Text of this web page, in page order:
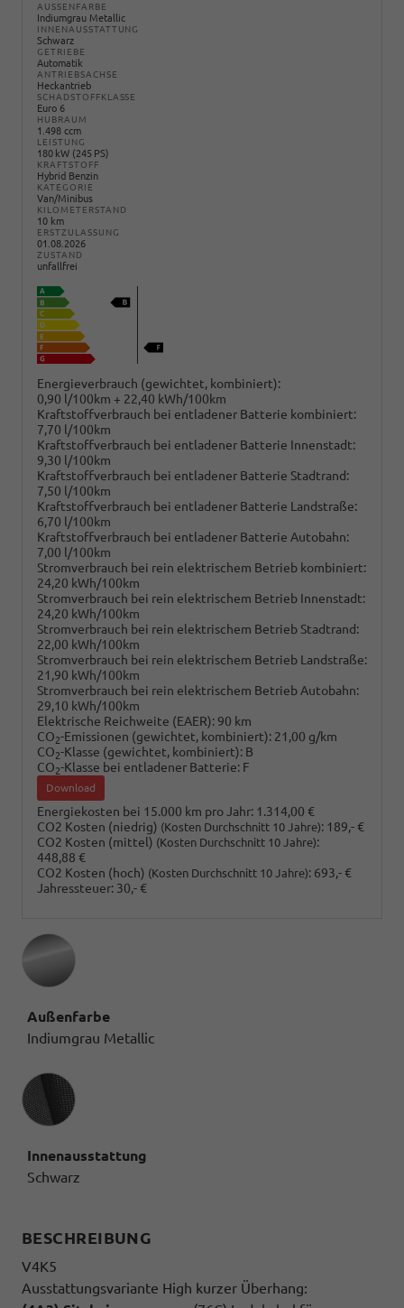
AUSSENFARBE
Indiumgrau Metallic
INNENAUSSTATTUNG
Schwarz
GETRIEBE
Automatik
ANTRIEBSACHSE
Heckantrieb
SCHADSTOFFKLASSE
Euro 6
HUBRAUM
1.498 ccm
LEISTUNG
180 kW (245 PS)
KRAFTSTOFF
Hybrid Benzin
KATEGORIE
Van/Minibus
KILOMETERSTAND
10 km
ERSTZULASSUNG
01.08.2026
ZUSTAND
unfallfrei
Energieverbrauch (gewichtet, kombiniert):
0,90 l/100km + 22,40 kWh/100km
Kraftstoffverbrauch bei entladener Batterie kombiniert:
7,70 l/100km
Kraftstoffverbrauch bei entladener Batterie Innenstadt:
9,30 l/100km
Kraftstoffverbrauch bei entladener Batterie Stadtrand:
7,50 l/100km
Kraftstoffverbrauch bei entladener Batterie Landstraße:
6,70 l/100km
Kraftstoffverbrauch bei entladener Batterie Autobahn:
7,00 l/100km
Stromverbrauch bei rein elektrischem Betrieb kombiniert:
24,20 kWh/100km
Stromverbrauch bei rein elektrischem Betrieb Innenstadt:
24,20 kWh/100km
Stromverbrauch bei rein elektrischem Betrieb Stadtrand:
22,00 kWh/100km
Stromverbrauch bei rein elektrischem Betrieb Landstraße:
21,90 kWh/100km
Stromverbrauch bei rein elektrischem Betrieb Autobahn:
29,10 kWh/100km
Elektrische Reichweite (EAER): 90 km
CO2-Emissionen (gewichtet, kombiniert): 21,00 g/km
CO2-Klasse (gewichtet, kombiniert): B
CO2-Klasse bei entladener Batterie: F
Download
Energiekosten bei 15.000 km pro Jahr: 1.314,00 €
CO2 Kosten (niedrig) (Kosten Durchschnitt 10 Jahre): 189,- €
CO2 Kosten (mittel) (Kosten Durchschnitt 10 Jahre):
448,88 €
CO2 Kosten (hoch) (Kosten Durchschnitt 10 Jahre): 693,- €
Jahressteuer: 30,- €
Außenfarbe
Indiumgrau Metallic
Innenausstattung
Innenausstattung
Schwarz
BESCHREIBUNG
V4K5
Ausstattungsvariante High kurzer Überhang: